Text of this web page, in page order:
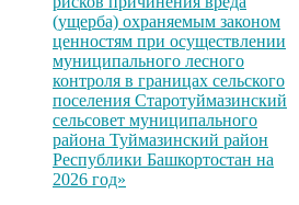
(ущерба) охраняемым законом
ценностям при осуществлении
муниципального лесного
контроля в границах сельского
поселения Старотуймазинский
сельсовет муниципального
района Туймазинский район
Республики Башкортостан на
2026 год»